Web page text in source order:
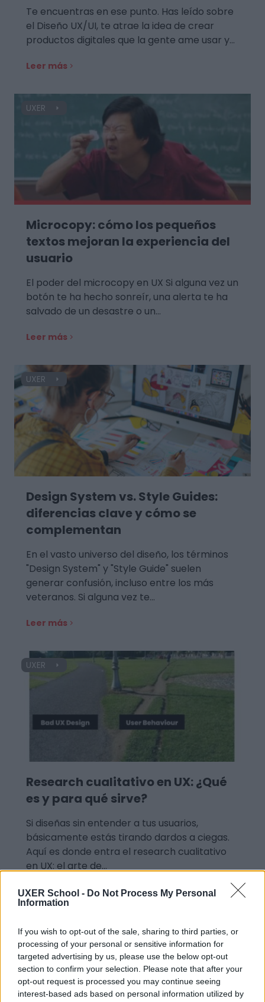
UXER School - Do Not Process My Personal
Information
If you wish to opt-out of the sale, sharing to third parties, or
processing of your personal or sensitive information for
targeted advertising by us, please use the below opt-out
section to confirm your selection. Please note that after your
opt-out request is processed you may continue seeing
interest-based ads based on personal information utilized by
Te encuentras en ese punto. Has leído sobre
el Diseño UX/UI, te atrae la idea de crear
productos digitales que la gente ame usar y…
Leer más
UXER
Microcopy: cómo los pequeños
textos mejoran la experiencia del
usuario
El poder del microcopy en UX Si alguna vez un
botón te ha hecho sonreír, una alerta te ha
salvado de un desastre o un…
Leer más
UXER
Design System vs. Style Guides:
diferencias clave y cómo se
complementan
En el vasto universo del diseño, los términos
"Design System" y "Style Guide" suelen
generar confusión, incluso entre los más
veteranos. Si alguna vez te…
Leer más
UXER
Research cualitativo en UX: ¿Qué
es y para qué sirve?
Si diseñas sin entender a tus usuarios,
básicamente estás tirando dardos a ciegas.
Aquí es donde entra el research cualitativo
en UX: el arte de…
Leer más
UXER